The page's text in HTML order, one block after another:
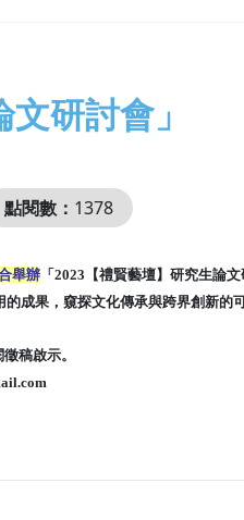
研討會」
點閱數： 1378
舉辦 「2023【禮賢藝壇】研究生論
的成果，窺探文化傳承與跨界創新的
稿啟示。